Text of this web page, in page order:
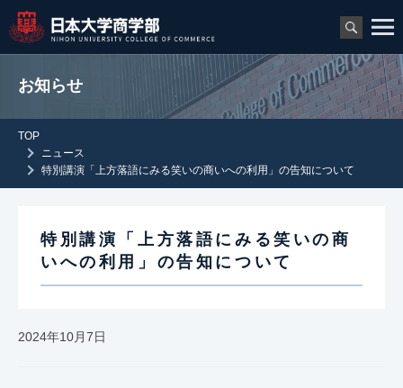
お知らせ
TOP
ニュース
特別講演「上方落語にみる笑いの商いへの利用」の告知について
特別講演「上方落語にみる笑いの商
いへの利用」の告知について
2024年10月7日